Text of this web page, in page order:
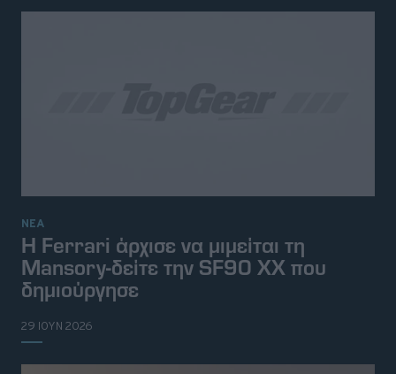
ΝΕΑ
Η Ferrari άρχισε να μιμείται τη
Mansory-δείτε την SF90 XX που
δημιούργησε
29 ΙΟΥΝ 2026